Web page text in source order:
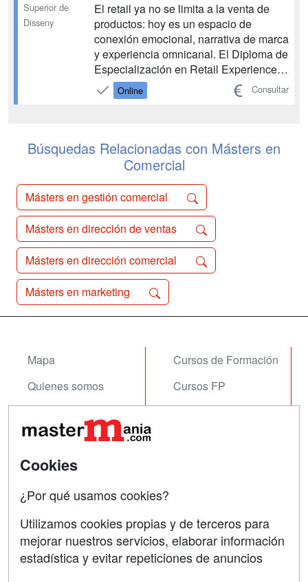
Superior de
Disseny
El retail ya no se limita a la venta de
productos: hoy es un espacio de
conexión emocional, narrativa de marca
y experiencia omnicanal. El Diploma de
Especialización en Retail Experience y
Visual Management aborda el retail
desde una visión integral, donde
mismo ecosistem...
Online Consultar
Búsquedas Relacionadas con Másters en
Comercial
Másters en gestión comercial
Másters en dirección de ventas
Másters en dirección comercial
Másters en marketing
Mapa
Quienes somos
Acceso Usuarios
Acceso Centros
Cursos de Formación
Cursos FP
Contactar
Confidencialidad
SÍGUENOS EN:
Cookies
¿Por qué usamos cookies?
Utilizamos cookies propias y de terceros para
mejorar nuestros servicios, elaborar información
estadística y evitar repeticiones de anuncios